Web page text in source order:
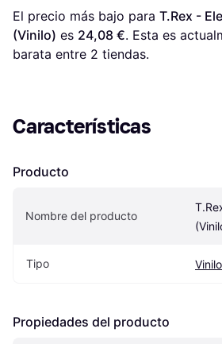
El precio más bajo para T.Rex -
(Vinilo) es 24,08 €. Esta es
barata entre 2 tiendas.
Características
Producto
Nombre del producto
Tipo
Propiedades del producto